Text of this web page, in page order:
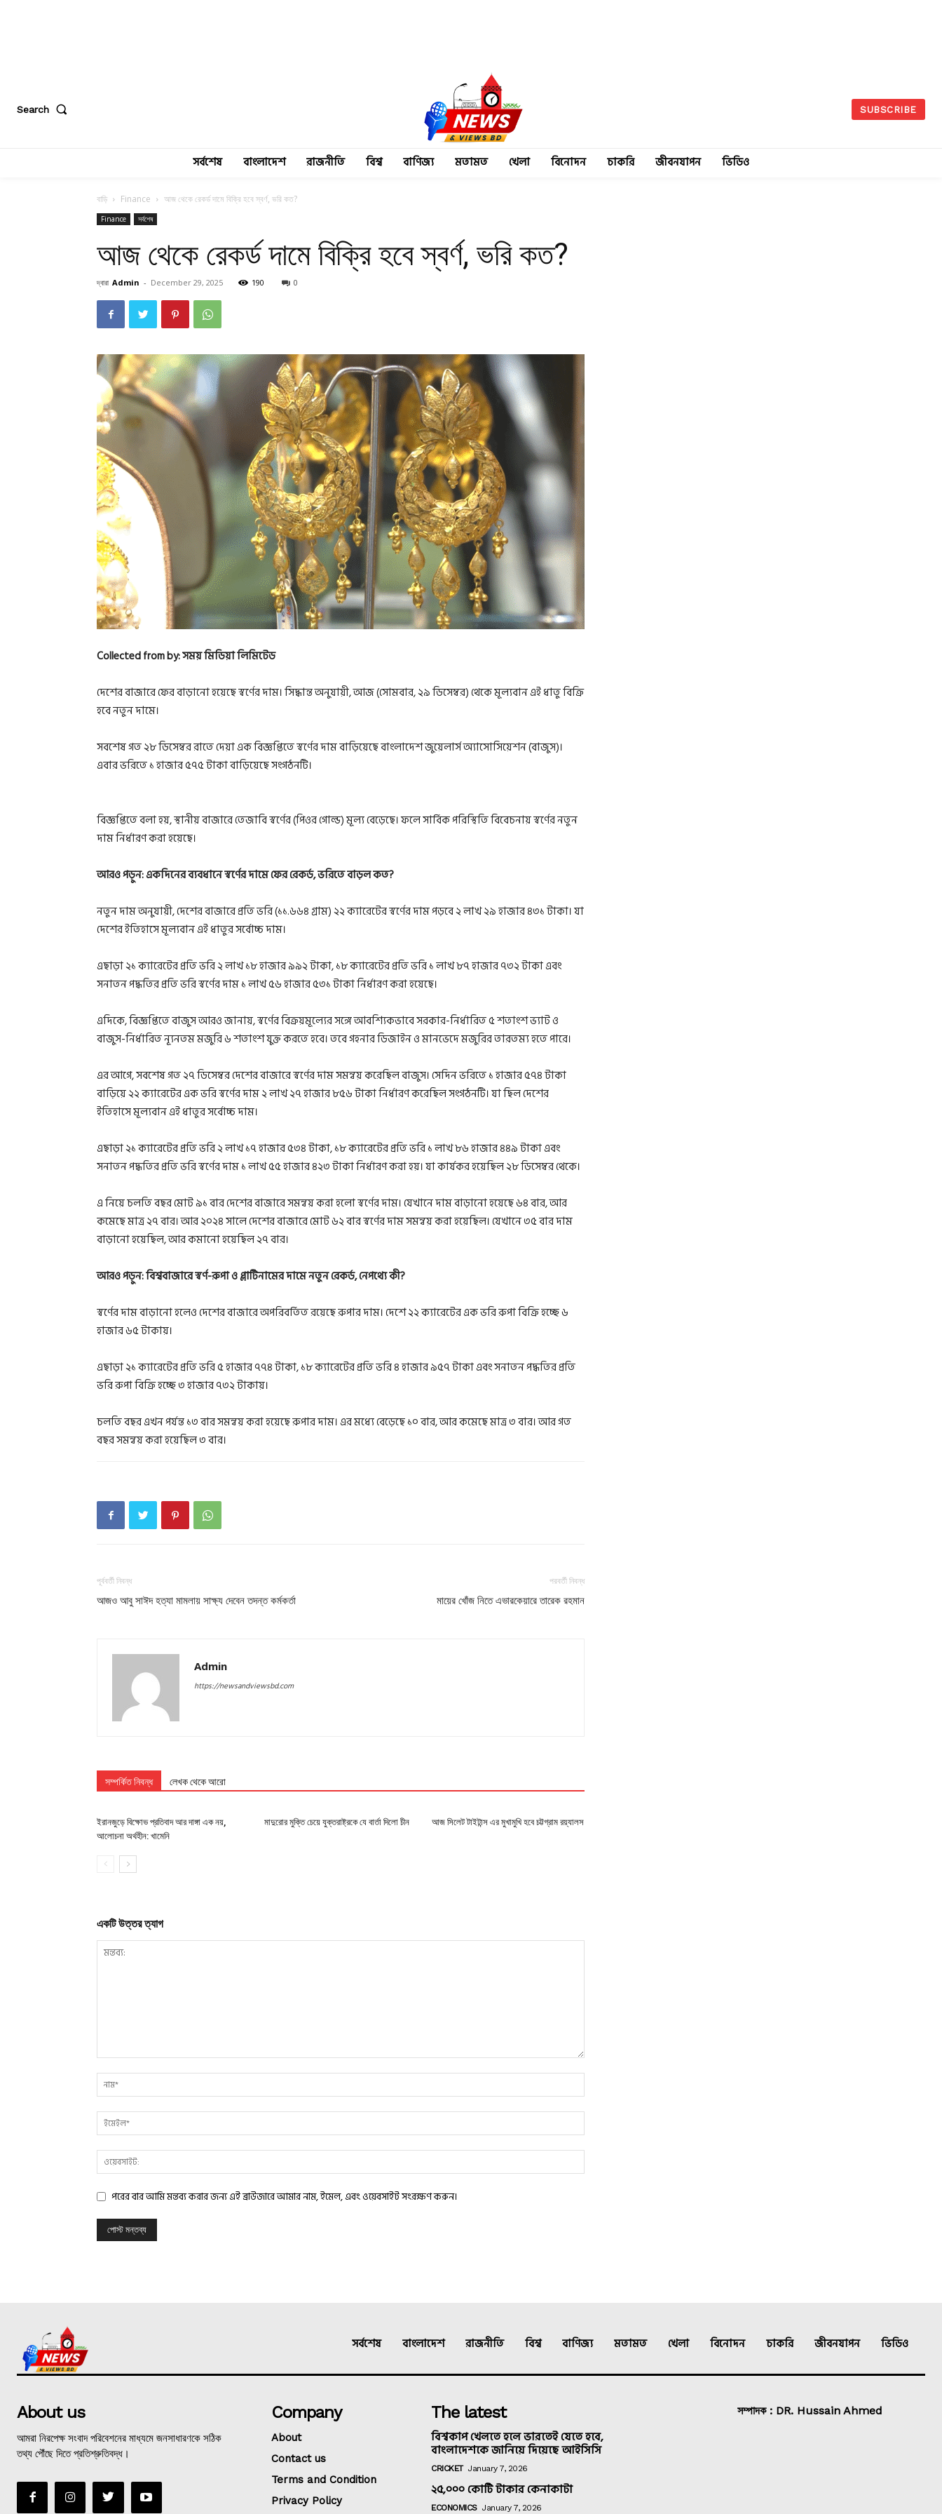
Search SUBSCRIBE
সর্বশেষ বাংলাদেশ রাজনীতি বিশ্ব বাণিজ্য মতামত খেলা বিনোদন চাকরি জীবনযাপন ভিডিও
বাড়ি Finance আজ থেকে রেকর্ড দামে বিক্রি হবে স্বর্ণ, ভরি কত?
Finance সর্বশেষ
আজ থেকে রেকর্ড দামে বিক্রি হবে স্বর্ণ, ভরি কত?
দ্বারা Admin - December 29, 2025 190 0
Collected from by: সময় মিডিয়া লিমিটেড
দেশের বাজারে ফের বাড়ানো হয়েছে স্বর্ণের দাম। সিদ্ধান্ত অনুযায়ী, আজ (সোমবার, ২৯ ডিসেম্বর) থেকে মূল্যবান এই ধাতু বিক্রি
হবে নতুন দামে।
সবশেষ গত ২৮ ডিসেম্বর রাতে দেয়া এক বিজ্ঞপ্তিতে স্বর্ণের দাম বাড়িয়েছে বাংলাদেশ জুয়েলার্স অ্যাসোসিয়েশন (বাজুস)।
এবার ভরিতে ১ হাজার ৫৭৫ টাকা বাড়িয়েছে সংগঠনটি।
বিজ্ঞপ্তিতে বলা হয়, স্থানীয় বাজারে তেজাবি স্বর্ণের (পিওর গোল্ড) মূল্য বেড়েছে। ফলে সার্বিক পরিস্থিতি বিবেচনায় স্বর্ণের নতুন
দাম নির্ধারণ করা হয়েছে।
আরও পড়ুন:একদিনের ব্যবধানে স্বর্ণের দামে ফের রেকর্ড, ভরিতে বাড়ল কত?
নতুন দাম অনুযায়ী, দেশের বাজারে প্রতি ভরি (১১.৬৬৪ গ্রাম) ২২ ক্যারেটের স্বর্ণের দাম পড়বে ২ লাখ ২৯ হাজার ৪৩১ টাকা। যা
দেশের ইতিহাসে মূল্যবান এই ধাতুর সর্বোচ্চ দাম।
এছাড়া ২১ ক্যারেটের প্রতি ভরি ২ লাখ ১৮ হাজার ৯৯২ টাকা, ১৮ ক্যারেটের প্রতি ভরি ১ লাখ ৮৭ হাজার ৭৩২ টাকা এবং
সনাতন পদ্ধতির প্রতি ভরি স্বর্ণের দাম ১ লাখ ৫৬ হাজার ৫৩১ টাকা নির্ধারণ করা হয়েছে।
এদিকে, বিজ্ঞপ্তিতে বাজুস আরও জানায়, স্বর্ণের বিক্রয়মূল্যের সঙ্গে আবশ্যিকভাবে সরকার-নির্ধারিত ৫ শতাংশ ভ্যাট ও
বাজুস-নির্ধারিত ন্যূনতম মজুরি ৬ শতাংশ যুক্ত করতে হবে। তবে গহনার ডিজাইন ও মানভেদে মজুরির তারতম্য হতে পারে।
এর আগে, সবশেষ গত ২৭ ডিসেম্বর দেশের বাজারে স্বর্ণের দাম সমন্বয় করেছিল বাজুস। সেদিন ভরিতে ১ হাজার ৫৭৪ টাকা
বাড়িয়ে ২২ ক্যারেটের এক ভরি স্বর্ণের দাম ২ লাখ ২৭ হাজার ৮৫৬ টাকা নির্ধারণ করেছিল সংগঠনটি। যা ছিল দেশের
ইতিহাসে মূল্যবান এই ধাতুর সর্বোচ্চ দাম।
এছাড়া ২১ ক্যারেটের প্রতি ভরি ২ লাখ ১৭ হাজার ৫৩৪ টাকা, ১৮ ক্যারেটের প্রতি ভরি ১ লাখ ৮৬ হাজার ৪৪৯ টাকা এবং
সনাতন পদ্ধতির প্রতি ভরি স্বর্ণের দাম ১ লাখ ৫৫ হাজার ৪২৩ টাকা নির্ধারণ করা হয়। যা কার্যকর হয়েছিল ২৮ ডিসেম্বর থেকে।
এ নিয়ে চলতি বছর মোট ৯১ বার দেশের বাজারে সমন্বয় করা হলো স্বর্ণের দাম। যেখানে দাম বাড়ানো হয়েছে ৬৪ বার, আর
কমেছে মাত্র ২৭ বার। আর ২০২৪ সালে দেশের বাজারে মোট ৬২ বার স্বর্ণের দাম সমন্বয় করা হয়েছিল। যেখানে ৩৫ বার দাম
বাড়ানো হয়েছিল, আর কমানো হয়েছিল ২৭ বার।
আরও পড়ুন:বিশ্ববাজারে স্বর্ণ-রুপা ও প্লাটিনামের দামে নতুন রেকর্ড, নেপথ্যে কী?
স্বর্ণের দাম বাড়ানো হলেও দেশের বাজারে অপরিবর্তিত রয়েছে রুপার দাম। দেশে ২২ ক্যারেটের এক ভরি রুপা বিক্রি হচ্ছে ৬
হাজার ৬৫ টাকায়।
এছাড়া ২১ ক্যারেটের প্রতি ভরি ৫ হাজার ৭৭৪ টাকা, ১৮ ক্যারেটের প্রতি ভরি ৪ হাজার ৯৫৭ টাকা এবং সনাতন পদ্ধতির প্রতি
ভরি রুপা বিক্রি হচ্ছে ৩ হাজার ৭৩২ টাকায়।
চলতি বছর এখন পর্যন্ত ১৩ বার সমন্বয় করা হয়েছে রুপার দাম। এর মধ্যে বেড়েছে ১০ বার, আর কমেছে মাত্র ৩ বার। আর গত
বছর সমন্বয় করা হয়েছিল ৩ বার।
পূর্ববর্তী নিবন্ধ
আজও আবু সাঈদ হত্যা মামলায় সাক্ষ্য দেবেন তদন্ত কর্মকর্তা
পরবর্তী নিবন্ধ
মায়ের খোঁজ নিতে এভারকেয়ারে তারেক রহমান
Admin
https://newsandviewsbd.com
সম্পর্কিত নিবন্ধ লেখক থেকে আরো
ইরানজুড়ে বিক্ষোভ প্রতিবাদ আর দাঙ্গা এক নয়,
আলোচনা অর্থহীন: খামেনি
মাদুরোর মুক্তি চেয়ে যুক্তরাষ্ট্রকে যে বার্তা দিলো চীন আজ সিলেট টাইটান্স এর মুখামুখি হবে চট্টগ্রাম রয়্যালস
একটি উত্তর ত্যাগ
পরের বার আমি মন্তব্য করার জন্য এই ব্রাউজারে আমার নাম, ইমেল, এবং ওয়েবসাইট সংরক্ষণ করুন।
সর্বশেষ বাংলাদেশ রাজনীতি বিশ্ব বাণিজ্য মতামত খেলা বিনোদন চাকরি জীবনযাপন ভিডিও
About us
আমরা নিরপেক্ষ সংবাদ পরিবেশনের মাধ্যমে জনসাধারণকে সঠিক
তথ্য পৌঁছে দিতে প্রতিশ্রুতিবদ্ধ।
Company
About
Contact us
Terms and Condition
Privacy Policy
The latest
বিশ্বকাপ খেলতে হলে ভারতেই যেতে হবে,
বাংলাদেশকে জানিয়ে দিয়েছে আইসিসি
CRICKET January 7, 2026
২৫,০০০ কোটি টাকার কেনাকাটা
ECONOMICS January 7, 2026
সম্পাদক : DR. Hussain Ahmed